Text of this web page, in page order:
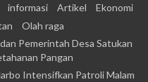
informasi Artikel
Ekonomi
Olah raga
Pemerintah Desa Satukan
Pangan
Intensifkan Patroli Malam